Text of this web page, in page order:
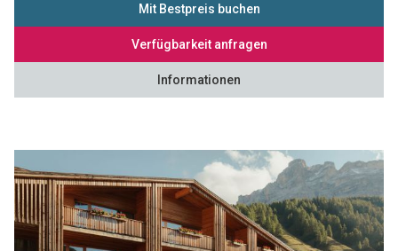
Mit Bestpreis buchen
Verfügbarkeit anfragen
Informationen